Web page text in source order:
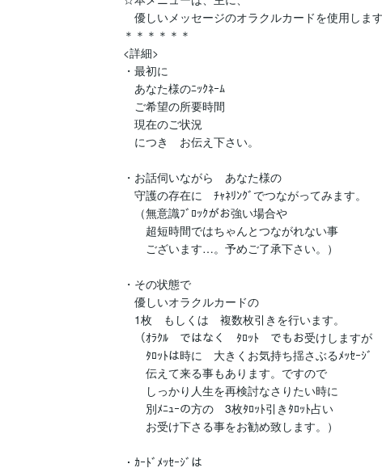
優しいメッセージのオラクルカードを使用します
＊＊＊＊＊＊
<詳細>
・最初に
あなた様のﾆｯｸﾈｰﾑ
ご希望の所要時間
現在のご状況
につき　お伝え下さい。
・お話伺いながら　あなた様の
守護の存在に　ﾁｬﾈﾘﾝｸﾞでつながってみます。
（無意識ﾌﾞﾛｯｸがお強い場合や
超短時間ではちゃんとつながれない事
ございます…。予めご了承下さい。）
・その状態で
優しいオラクルカードの
1枚　もしくは　複数枚引きを行います。
（ｵﾗｸﾙ　ではなく　ﾀﾛｯﾄ　でもお受けしますが
ﾀﾛｯﾄは時に　大きくお気持ち揺さぶるﾒｯｾｰｼﾞ
伝えて来る事もあります。ですので
しっかり人生を再検討なさりたい時に
別ﾒﾆｭｰの方の　3枚ﾀﾛｯﾄ引きﾀﾛｯﾄ占い
お受け下さる事をお勧め致します。）
・ｶｰﾄﾞﾒｯｾｰｼﾞは